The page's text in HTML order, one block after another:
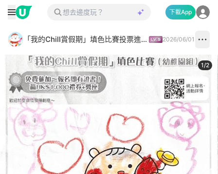
下載App
「我的Chill賞假期」填色比賽投票進行中✅ 2026/06/01
1/2